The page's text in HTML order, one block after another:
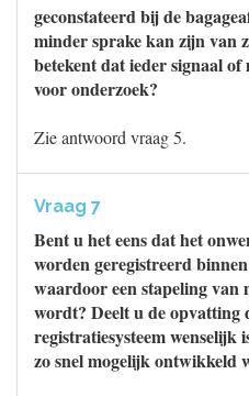
geconstateerd bij de
minder sprake kan zijn van
betekent dat ieder signaal
voor onderzoek?
Zie antwoord vraag 5.
Vraag 7
Bent u het eens dat het
worden geregistreerd
waardoor een stapeling van
wordt? Deelt u de opvatting
registratiesysteem wenselijk
zo snel mogelijk ontwikkeld